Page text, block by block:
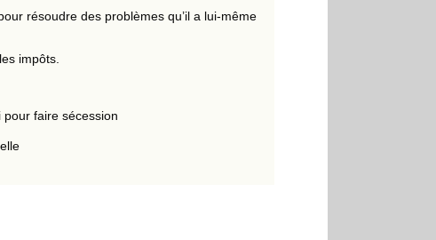
résoudre des problèmes qu’il a lui-même
impôts.
pour faire sécession